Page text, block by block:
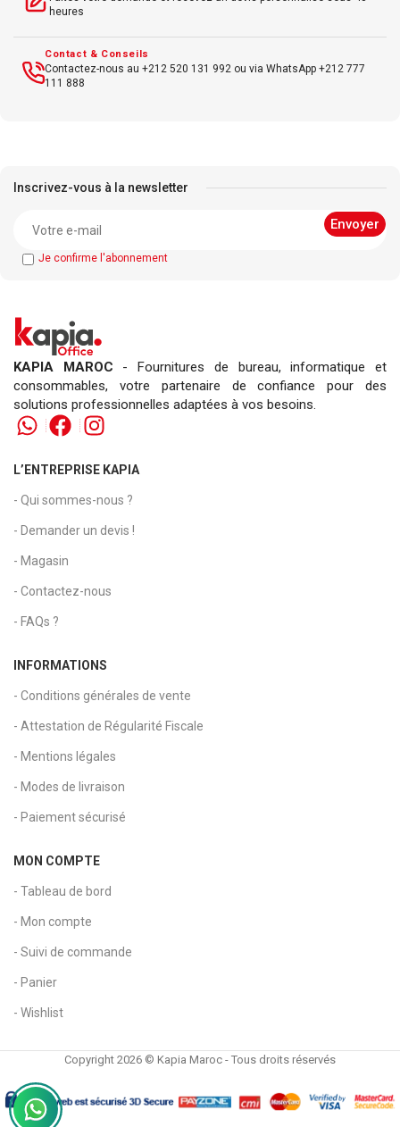
heures
Contact & Conseils
Contactez-nous au +212 520 131 992 ou via WhatsApp +212 777
111 888
Inscrivez-vous à la newsletter
Je confirme l'abonnement
KAPIA MAROC - Fournitures de bureau, informatique et
consommables, votre partenaire de confiance pour des
solutions professionnelles adaptées à vos besoins.
L’ENTREPRISE KAPIA
- Qui sommes-nous ?
- Demander un devis !
- Magasin
- Contactez-nous
- FAQs ?
INFORMATIONS
- Conditions générales de vente
- Attestation de Régularité Fiscale
- Mentions légales
- Modes de livraison
- Paiement sécurisé
MON COMPTE
- Tableau de bord
- Mon compte
- Suivi de commande
- Panier
- Wishlist
Copyright 2026 © Kapia Maroc - Tous droits réservés
Porte